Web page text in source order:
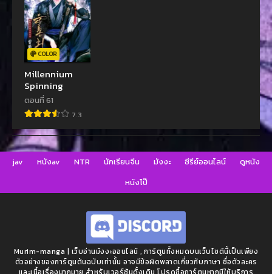
COLOR
Millennium
Spinning
ตอนที่ 61
7.3
jav หนังav NTR นักเรียนจีน มังงะ ซีรีย์ออนไลน์
ดูหนัง
หนังโป๊
Murim-manga | เว็บอ่านมังงะออนไลน์ , การ์ตูนทั้งหมดบนเว็บไซต์นี้เป็นเพียง
ตัวอย่างของการ์ตูนต้นฉบับเท่านั้น อาจมีข้อผิดพลาดเกี่ยวกับภาษา ชื่อตัวละคร